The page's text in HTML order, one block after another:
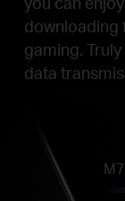
downloading
gaming.
data